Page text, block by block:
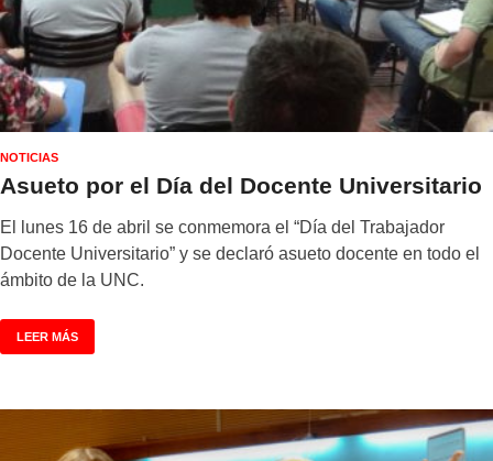
NOTICIAS
Asueto por el Día del Docente Universitario
El lunes 16 de abril se conmemora el “Día del Trabajador
Docente Universitario” y se declaró asueto docente en todo el
ámbito de la UNC.
LEER MÁS